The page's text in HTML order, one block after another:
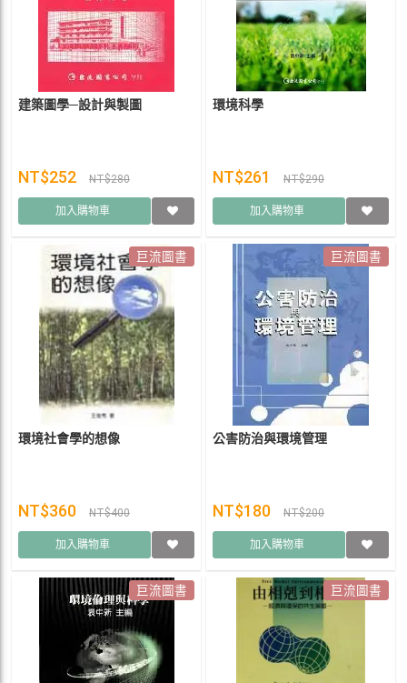
建築圖學─設計與製圖
NT$252 NT$280
加入購物車
環境科學
NT$261 NT$290
加入購物車
巨流圖書
環境社會學的想像
NT$360 NT$400
加入購物車
巨流圖書
公害防治與環境管理
NT$180 NT$200
加入購物車
巨流圖書 巨流圖書